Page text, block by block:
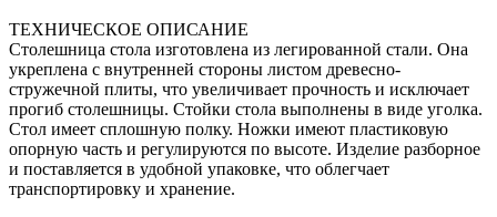
ТЕХНИЧЕСКОЕ ОПИСАНИЕ
Столешница стола изготовлена из легированной стали. Она
укреплена с внутренней стороны листом древесно-
стружечной плиты, что увеличивает прочность и исключает
прогиб столешницы. Стойки стола выполнены в виде уголка.
Стол имеет сплошную полку. Ножки имеют пластиковую
опорную часть и регулируются по высоте. Изделие разборное
и поставляется в удобной упаковке, что облегчает
транспортировку и хранение.